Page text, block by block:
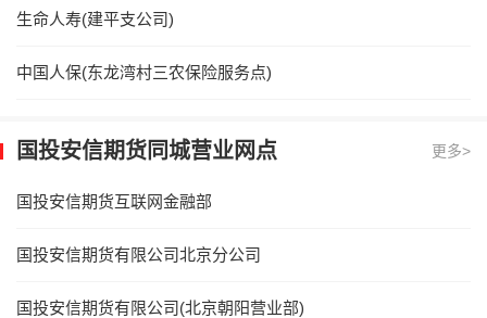
生命人寿(建平支公司)
中国人保(东龙湾村三农保险服务点)
国投安信期货同城营业网点 更多>
国投安信期货互联网金融部
国投安信期货有限公司北京分公司
国投安信期货有限公司(北京朝阳营业部)